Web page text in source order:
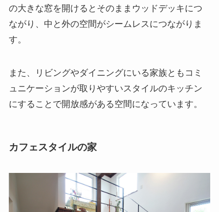
の大きな窓を開けるとそのままウッドデッキにつ
ながり、中と外の空間がシームレスにつながりま
す。
また、リビングやダイニングにいる家族ともコミ
ュニケーションが取りやすいスタイルのキッチン
にすることで開放感がある空間になっています。
カフェスタイルの家